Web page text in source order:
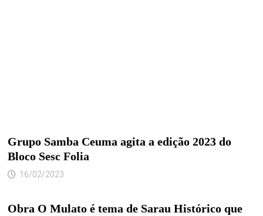
Grupo Samba Ceuma agita a edição 2023 do
Bloco Sesc Folia
16/02/2023
Obra O Mulato é tema de Sarau Histórico que